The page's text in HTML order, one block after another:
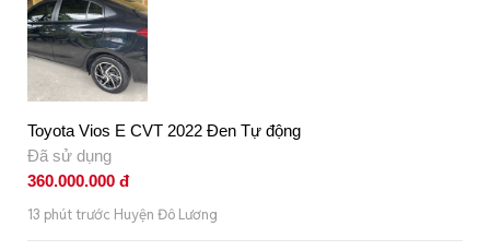
Toyota Vios E CVT 2022 Đen Tự động
Đã sử dụng
360.000.000 đ
13 phút trước Huyện Đô Lương